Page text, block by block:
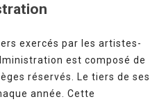
exercés par les artistes-
est composé de
réservés. Le tiers de ses
année. Cette